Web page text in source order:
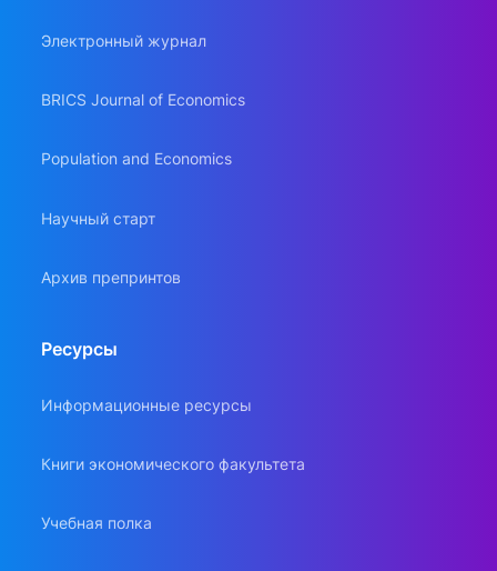
Электронный журнал
BRICS Journal of Economics
Population and Economics
Научный старт
Архив препринтов
Ресурсы
Информационные ресурсы
Книги экономического факультета
Учебная полка